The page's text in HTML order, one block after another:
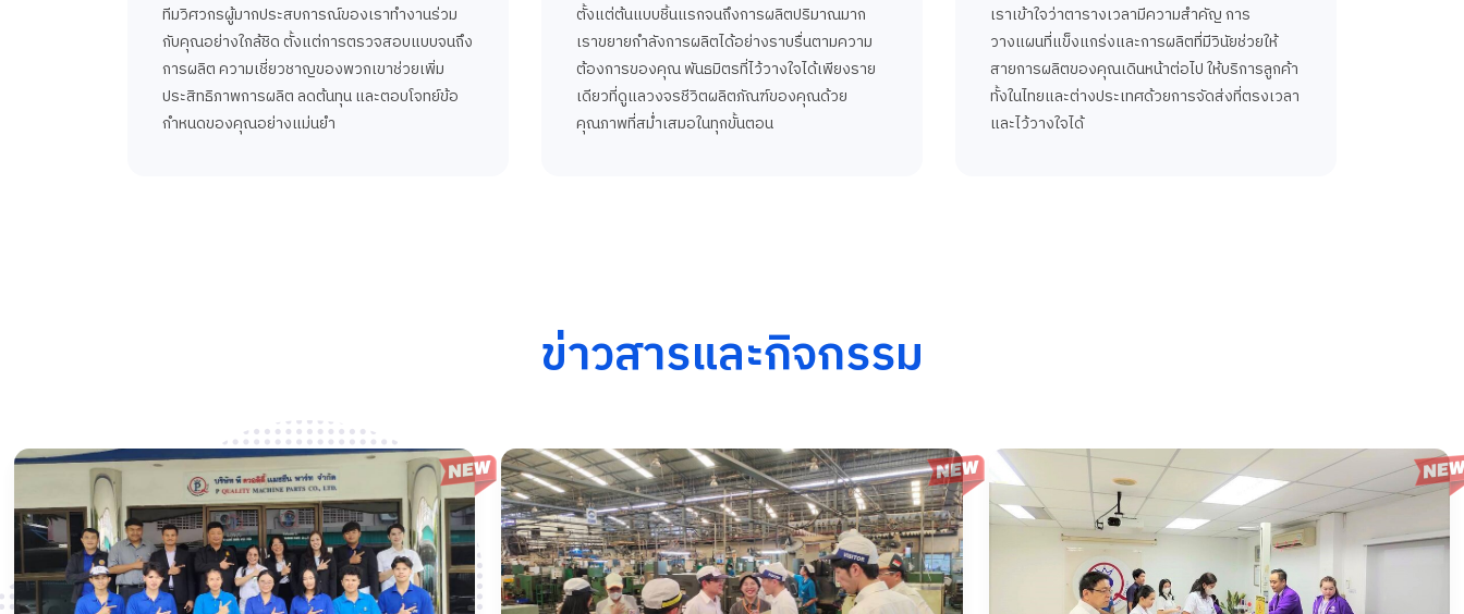
ทีมวิศวกรผู้มากประสบการณ์ของเราทำงานร่วม
กับคุณอย่างใกล้ชิด ตั้งแต่การตรวจสอบแบบจนถึง
การผลิต ความเชี่ยวชาญของพวกเขาช่วยเพิ่ม
ประสิทธิภาพการผลิต ลดต้นทุน และตอบโจทย์ข้อ
กำหนดของคุณอย่างแม่นยำ
ตั้งแต่ต้นแบบชิ้นแรกจนถึงการผลิตปริมาณมาก
เราขยายกำลังการผลิตได้อย่างราบรื่นตามความ
ต้องการของคุณ พันธมิตรที่ไว้วางใจได้เพียงราย
เดียวที่ดูแลวงจรชีวิตผลิตภัณฑ์ของคุณด้วย
คุณภาพที่สม่ำเสมอในทุกขั้นตอน
เราเข้าใจว่าตารางเวลามีความสำคัญ การ
วางแผนที่แข็งแกร่งและการผลิตที่มีวินัยช่วยให้
สายการผลิตของคุณเดินหน้าต่อไป ให้บริการลูกค้า
ทั้งในไทยและต่างประเทศด้วยการจัดส่งที่ตรงเวลา
และไว้วางใจได้
ข่าวสารและกิจกรรม